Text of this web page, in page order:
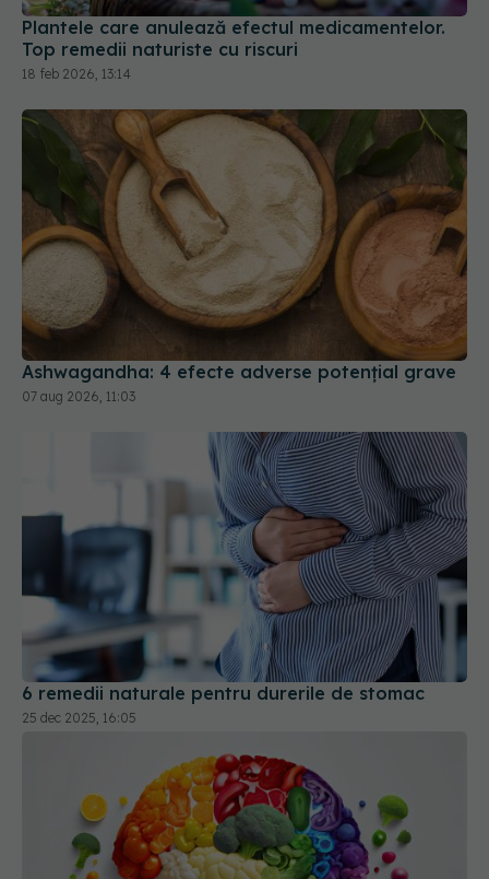
Ashwagandha: 4 efecte adverse potențial grave
07 aug 2026, 11:03
6 remedii naturale pentru durerile de stomac
25 dec 2025, 16:05